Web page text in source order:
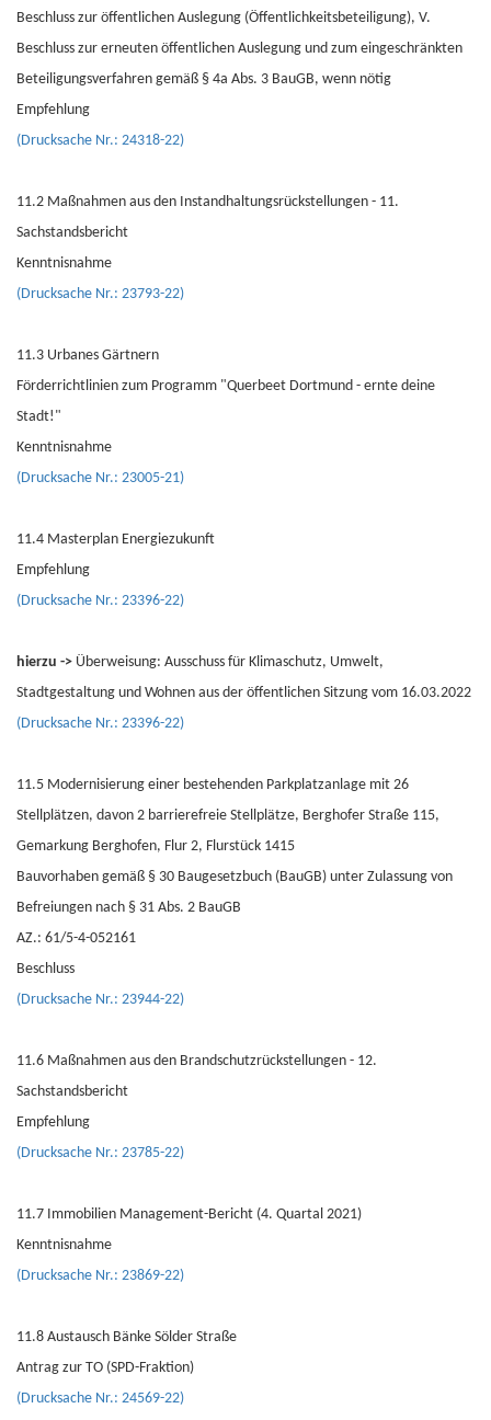
Beschluss zur öffentlichen Auslegung (Öffentlichkeitsbeteiligung), V.
Beschluss zur erneuten öffentlichen Auslegung und zum eingeschränkten
Beteiligungsverfahren gemäß § 4a Abs. 3 BauGB, wenn nötig
Empfehlung
(Drucksache Nr.: 24318-22)
11.2 Maßnahmen aus den Instandhaltungsrückstellungen - 11.
Sachstandsbericht
Kenntnisnahme
(Drucksache Nr.: 23793-22)
11.3 Urbanes Gärtnern
Förderrichtlinien zum Programm "Querbeet Dortmund - ernte deine
Stadt!"
Kenntnisnahme
(Drucksache Nr.: 23005-21)
11.4 Masterplan Energiezukunft
Empfehlung
(Drucksache Nr.: 23396-22)
hierzu -> Überweisung: Ausschuss für Klimaschutz, Umwelt,
Stadtgestaltung und Wohnen aus der öffentlichen Sitzung vom 16.03.2022
(Drucksache Nr.: 23396-22)
11.5 Modernisierung einer bestehenden Parkplatzanlage mit 26
Stellplätzen, davon 2 barrierefreie Stellplätze, Berghofer Straße 115,
Gemarkung Berghofen, Flur 2, Flurstück 1415
Bauvorhaben gemäß § 30 Baugesetzbuch (BauGB) unter Zulassung von
Befreiungen nach § 31 Abs. 2 BauGB
AZ.: 61/5-4-052161
Beschluss
(Drucksache Nr.: 23944-22)
11.6 Maßnahmen aus den Brandschutzrückstellungen - 12.
Sachstandsbericht
Empfehlung
(Drucksache Nr.: 23785-22)
11.7 Immobilien Management-Bericht (4. Quartal 2021)
Kenntnisnahme
(Drucksache Nr.: 23869-22)
11.8 Austausch Bänke Sölder Straße
Antrag zur TO (SPD-Fraktion)
(Drucksache Nr.: 24569-22)